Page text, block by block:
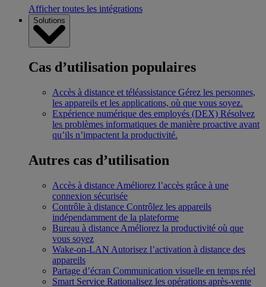
Afficher toutes les intégrations
Solutions
Cas d’utilisation populaires
Accès à distance et téléassistance Gérez les personnes,
les appareils et les applications, où que vous soyez.
Expérience numérique des employés (DEX) Résolvez
les problèmes informatiques de manière proactive avant
qu’ils n’impactent la productivité.
Autres cas d’utilisation
Accès à distance Améliorez l’accès grâce à une
connexion sécurisée
Contrôle à distance Contrôlez les appareils
indépendamment de la plateforme
Bureau à distance Améliorez la productivité où que
vous soyez
Wake-on-LAN Autorisez l’activation à distance des
appareils
Partage d’écran Communication visuelle en temps réel
Smart Service Rationalisez les opérations après-vente